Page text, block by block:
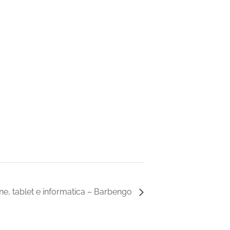
tablet e informatica – Barbengo